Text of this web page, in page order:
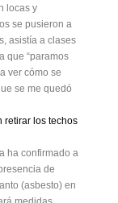
locas y
se pusieron a
asistía a clases
que “paramos
ver cómo se
se me quedó
retirar los techos
ha confirmado a
de
(asbesto) en